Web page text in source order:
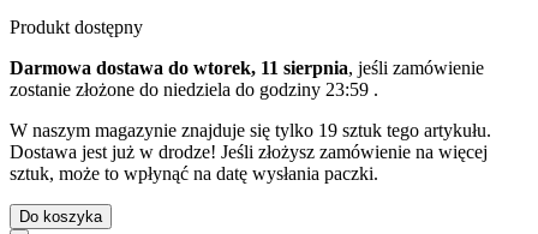
Produkt dostępny
Darmowa dostawa do wtorek, 11 sierpnia, jeśli zamówienie
zostanie złożone do niedziela do godziny 23:59 .
W naszym magazynie znajduje się tylko 19 sztuk tego artykułu.
Dostawa jest już w drodze! Jeśli złożysz zamówienie na więcej
sztuk, może to wpłynąć na datę wysłania paczki.
Do koszyka